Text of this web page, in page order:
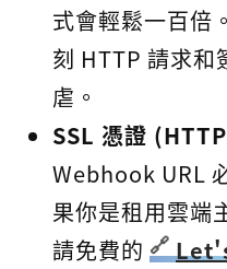
式會輕鬆一百倍
刻 HTTP 請求和
虐。
SSL 憑證
Webhook URL
果你是租用雲端
請免費的